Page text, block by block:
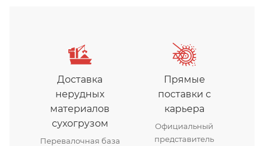
Доставка
нерудных
материалов
сухогрузом
Перевалочная база
Прямые
поставки с
карьера
Официальный
представитель